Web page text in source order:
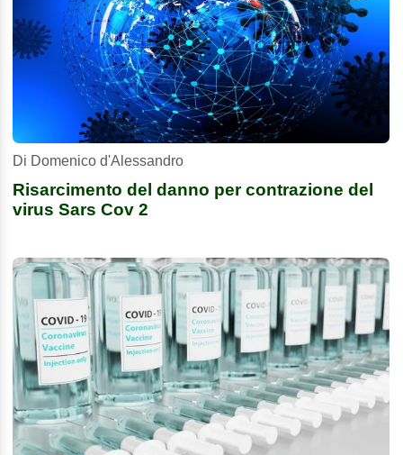
Di Domenico d'Alessandro
Risarcimento del danno per contrazione del
virus Sars Cov 2